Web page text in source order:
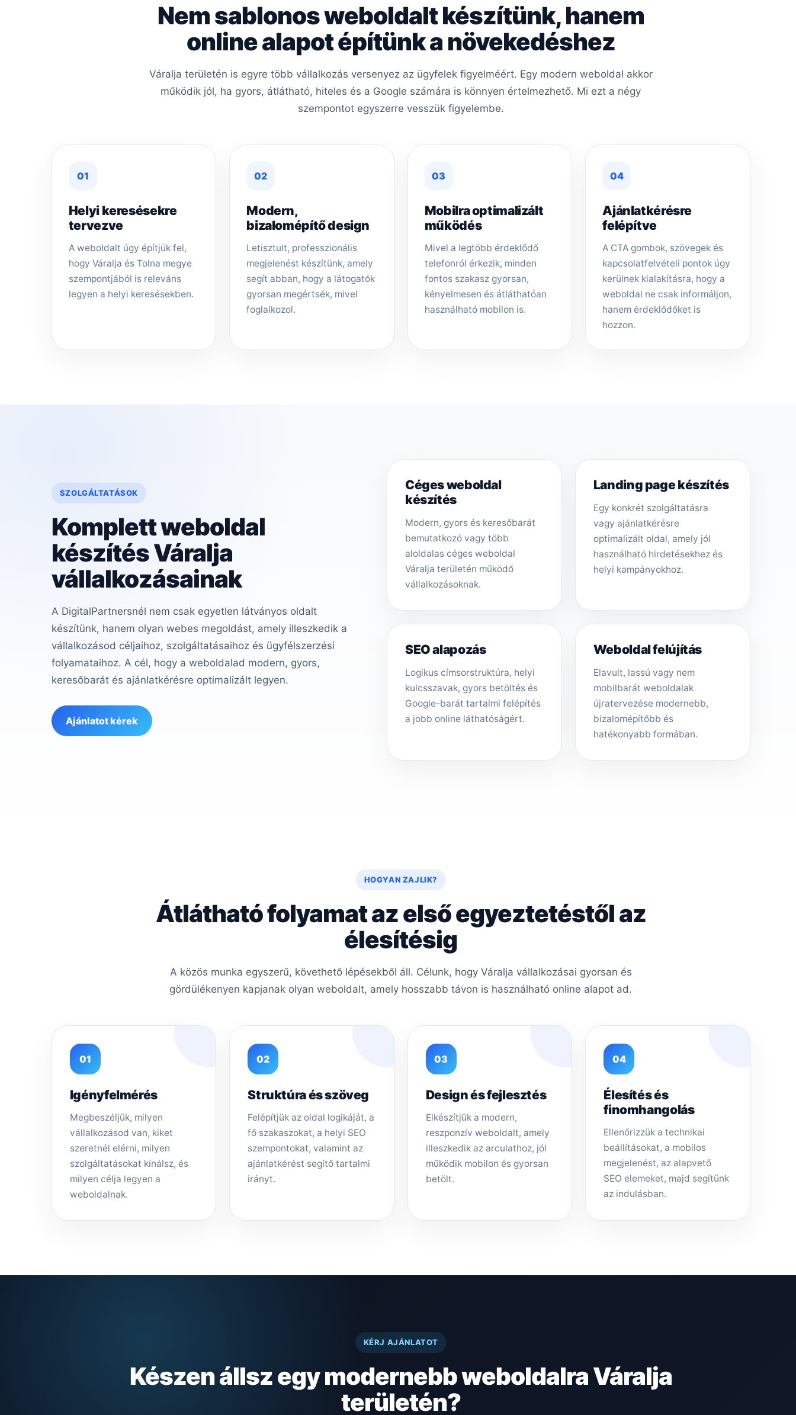
Nem sablonos weboldalt készítünk, hanem
online alapot építünk a növekedéshez
Váralja területén is egyre több vállalkozás versenyez az ügyfelek figyelméért. Egy modern weboldal akkor
működik jól, ha gyors, átlátható, hiteles és a Google számára is könnyen értelmezhető. Mi ezt a négy
szempontot egyszerre vesszük figyelembe.
01
Helyi keresésekre
tervezve
A weboldalt úgy építjük fel,
hogy Váralja és Tolna megye
szempontjából is releváns
legyen a helyi keresésekben.
02
Modern,
bizalomépítő design
Letisztult, professzionális
megjelenést készítünk, amely
segít abban, hogy a látogatók
gyorsan megértsék, mivel
foglalkozol.
03
Mobilra optimalizált
működés
Mivel a legtöbb érdeklődő
telefonról érkezik, minden
fontos szakasz gyorsan,
kényelmesen és átláthatóan
használható mobilon is.
04
Ajánlatkérésre
felépítve
A CTA gombok, szövegek és
kapcsolatfelvételi pontok úgy
kerülnek kialakításra, hogy a
weboldal ne csak informáljon,
hanem érdeklődőket is
hozzon.
SZOLGÁLTATÁSOK
Komplett weboldal
készítés Váralja
vállalkozásainak
A DigitalPartnersnél nem csak egyetlen látványos oldalt
készítünk, hanem olyan webes megoldást, amely illeszkedik a
vállalkozásod céljaihoz, szolgáltatásaihoz és ügyfélszerzési
folyamataihoz. A cél, hogy a weboldalad modern, gyors,
keresőbarát és ajánlatkérésre optimalizált legyen.
Ajánlatot kérek
Céges weboldal
készítés
Modern, gyors és keresőbarát
bemutatkozó vagy több
aloldalas céges weboldal
Váralja területén működő
vállalkozásoknak.
Landing page készítés
Egy konkrét szolgáltatásra
vagy ajánlatkérésre
optimalizált oldal, amely jól
használható hirdetésekhez és
helyi kampányokhoz.
SEO alapozás
Logikus címsorstruktúra, helyi
kulcsszavak, gyors betöltés és
Google-barát tartalmi felépítés
a jobb online láthatóságért.
Weboldal felújítás
Elavult, lassú vagy nem
mobilbarát weboldalak
újratervezése modernebb,
bizalomépítőbb és
hatékonyabb formában.
HOGYAN ZAJLIK?
Átlátható folyamat az első egyeztetéstől az
élesítésig
A közös munka egyszerű, követhető lépésekből áll. Célunk, hogy Váralja vállalkozásai gyorsan és
gördülékenyen kapjanak olyan weboldalt, amely hosszabb távon is használható online alapot ad.
01
Igényfelmérés
Megbeszéljük, milyen
vállalkozásod van, kiket
szeretnél elérni, milyen
szolgáltatásokat kínálsz, és
milyen célja legyen a
weboldalnak.
02
Struktúra és szöveg
Felépítjük az oldal logikáját, a
fő szakaszokat, a helyi SEO
szempontokat, valamint az
ajánlatkérést segítő tartalmi
irányt.
03
Design és fejlesztés
Elkészítjük a modern,
reszponzív weboldalt, amely
illeszkedik az arculathoz, jól
működik mobilon és gyorsan
betölt.
04
Élesítés és
finomhangolás
Ellenőrizzük a technikai
beállításokat, a mobilos
megjelenést, az alapvető
SEO elemeket, majd segítünk
az indulásban.
KÉRJ AJÁNLATOT
Készen állsz egy modernebb weboldalra Váralja
területén?